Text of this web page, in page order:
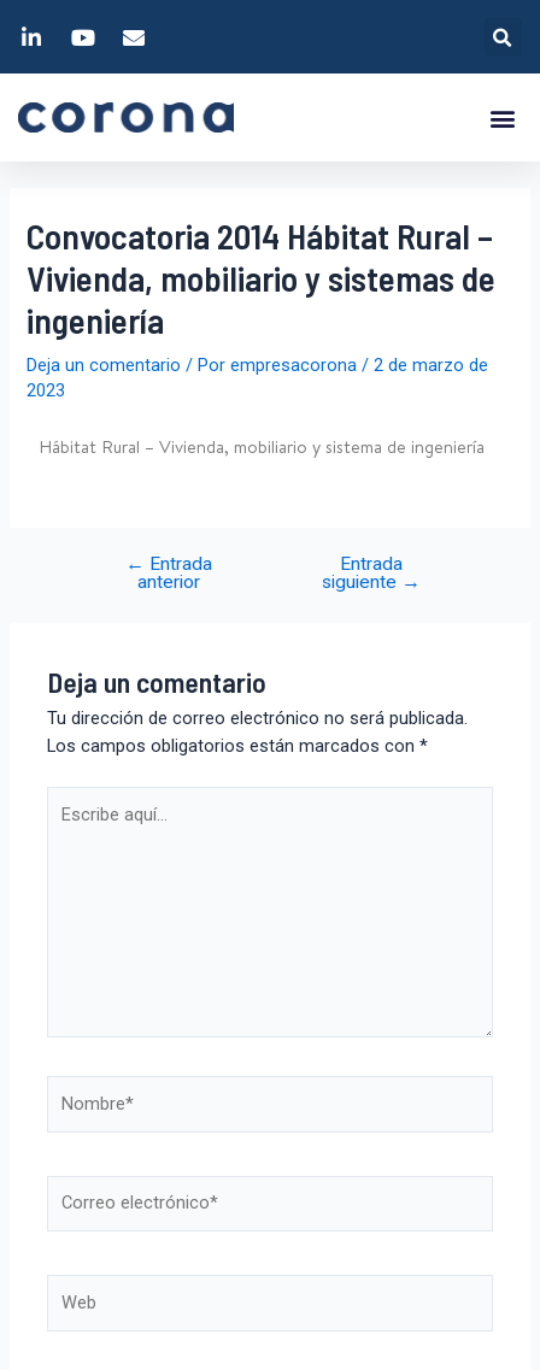
Convocatoria 2014 Hábitat Rural –
Vivienda, mobiliario y sistemas de
ingeniería
Deja un comentario / Porempresacorona /2 de marzo de
2023
Hábitat Rural – Vivienda, mobiliario y sistema de ingeniería
← Entrada
anterior
Entrada
siguiente →
Deja un comentario
Tu dirección de correo electrónico no será publicada.
Los campos obligatorios están marcados con*